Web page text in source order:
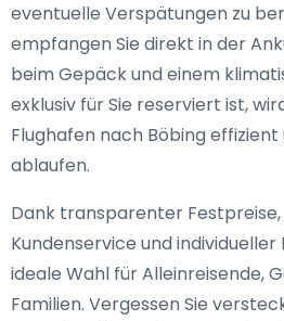
eventuelle Verspätungen zu
empfangen Sie direkt in der
beim Gepäck und einem
exklusiv für Sie reserviert ist,
Flughafen nach Böbing
ablaufen.
Dank transparenter
Kundenservice und individueller
ideale Wahl für Alleinreisende,
Familien. Vergessen Sie